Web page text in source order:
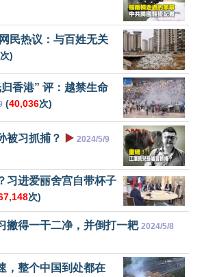
民热议：与百姓无关
次)
香港” 评：越禁生命
(40,036次)
被习抓捕？ ▶️ 2024/5/9
习进爱丽舍宫自带杯子
次)
撇得一干二净，并倒打一耙 2024/5/8
，整个中国到处都在